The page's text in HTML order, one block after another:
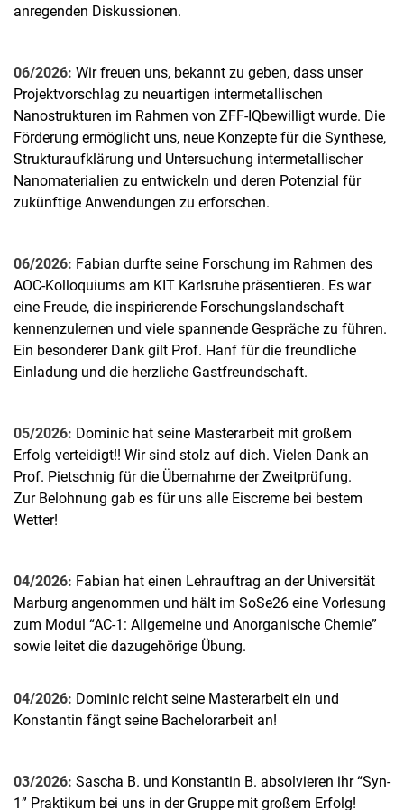
anregenden Diskussionen.
06/2026: Wir freuen uns, bekannt zu geben, dass unser
Projektvorschlag zu neuartigen intermetallischen
Nanostrukturen im Rahmen von ZFF-IQbewilligt wurde. Die
Förderung ermöglicht uns, neue Konzepte für die Synthese,
Strukturaufklärung und Untersuchung intermetallischer
Nanomaterialien zu entwickeln und deren Potenzial für
zukünftige Anwendungen zu erforschen.
06/2026: Fabian durfte seine Forschung im Rahmen des
AOC-Kolloquiums am KIT Karlsruhe präsentieren. Es war
eine Freude, die inspirierende Forschungslandschaft
kennenzulernen und viele spannende Gespräche zu führen.
Ein besonderer Dank gilt Prof. Hanf für die freundliche
Einladung und die herzliche Gastfreundschaft.
05/2026: Dominic hat seine Masterarbeit mit großem
Erfolg verteidigt!! Wir sind stolz auf dich. Vielen Dank an
Prof. Pietschnig für die Übernahme der Zweitprüfung.
Zur Belohnung gab es für uns alle Eiscreme bei bestem
Wetter!
04/2026: Fabian hat einen Lehrauftrag an der Universität
Marburg angenommen und hält im SoSe26 eine Vorlesung
zum Modul “AC-1: Allgemeine und Anorganische Chemie”
sowie leitet die dazugehörige Übung.
04/2026: Dominic reicht seine Masterarbeit ein und
Konstantin fängt seine Bachelorarbeit an!
03/2026: Sascha B. und Konstantin B. absolvieren ihr “Syn-
1” Praktikum bei uns in der Gruppe mit großem Erfolg!